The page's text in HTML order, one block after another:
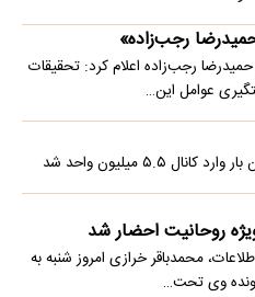
رجب‌زاده»
رجب‌زاده اعلام کرد: تحقیقات
عوامل این…
میلیون واحد شد
روحانیت احضار شد
محمدباقر خرازی امروز شنبه به
وی تحت…